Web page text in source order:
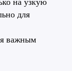
для
важным